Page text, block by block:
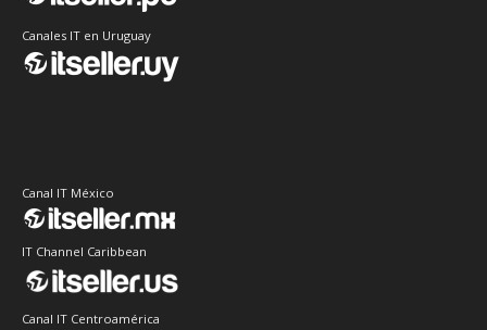
Canales IT en Uruguay
Canal IT México
IT Channel Caribbean
Canal IT Centroamérica